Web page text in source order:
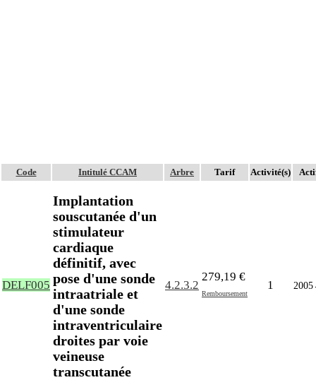
Code Intitulé CCAM Arbre Tarif Activité(s)
DELF005
Implantation
souscutanée d'un
stimulateur
cardiaque
définitif, avec
pose d'une sonde
intraatriale et
d'une sonde
intraventriculaire
droites par voie
veineuse
transcutanée
4.2.3.2
279,19 €
Remboursement
1 2005